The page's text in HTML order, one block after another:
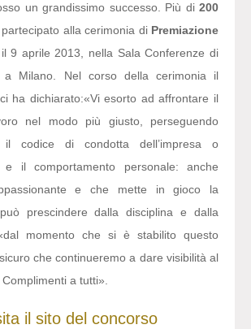
un grandissimo successo. Più di 200
alla cerimonia di Premiazione
9 aprile 2013, nella Sala Conferenze di
a Milano. Nel corso della cerimonia il
ha dichiarato:«Vi esorto ad affrontare il
nel modo più giusto, perseguendo
il codice di condotta dell’impresa o
e il comportamento personale: anche
e che mette in gioco la
prescindere dalla disciplina e dalla
momento che si è stabilito questo
che continueremo a dare visibilità al
a tutti».
il sito del concorso